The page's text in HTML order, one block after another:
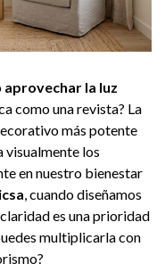
aprovechar la luz
como una revista? La
más potente
visualmente los
en nuestro bienestar
, cuando diseñamos
es una prioridad
multiplicarla con